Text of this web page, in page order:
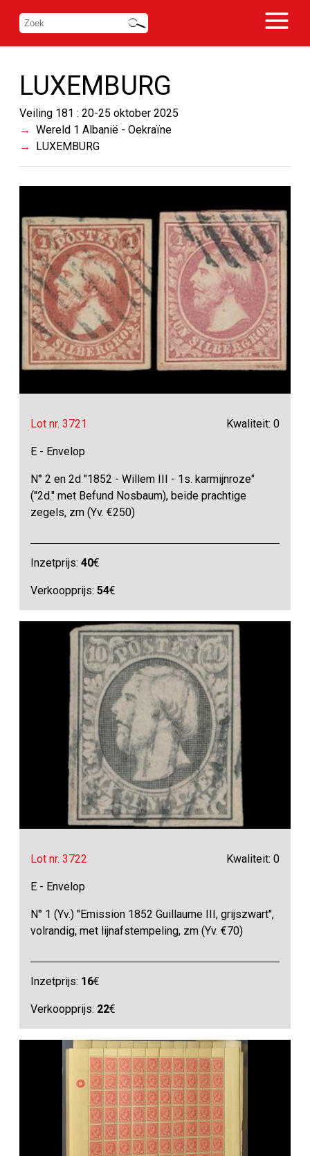
LUXEMBURG
Veiling 181 : 20-25 oktober 2025
Wereld 1 Albanië - Oekraïne
LUXEMBURG
Lot nr. 3721 Kwaliteit: 0
E - Envelop
N° 2 en 2d "1852 - Willem III - 1s. karmijnroze"
("2d." met Befund Nosbaum), beide prachtige
zegels, zm (Yv. €250)
Inzetprijs:40€
Verkoopprijs:54€
Lot nr. 3722 Kwaliteit: 0
E - Envelop
N° 1 (Yv.) "Emission 1852 Guillaume III, grijszwart",
volrandig, met lijnafstempeling, zm (Yv. €70)
Inzetprijs: 16€
Verkoopprijs: 22€